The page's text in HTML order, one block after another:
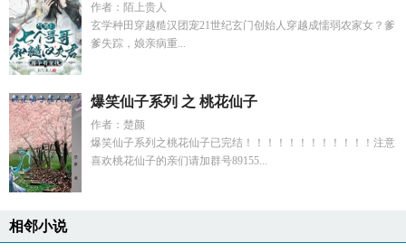
作者：陌上贵人
玄学种田穿越糙汉团宠21世纪玄门创始人穿越成懦弱农家女？爹
爹失踪，娘亲病重...
爆笑仙子系列 之 桃花仙子
作者：楚颜
爆笑仙子系列之桃花仙子已完结！！！！！！！！！！！！注意
喜欢桃花仙子的亲们请加群号89155...
相邻小说